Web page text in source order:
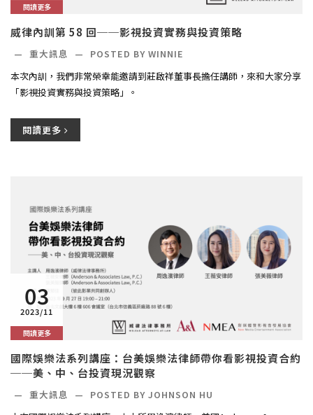
閱讀更多
威律內訓第 58 回──影視投資實務與投資策略
— 重大訊息 —
POSTED BY WINNIE
本次內訓，我們非常榮幸能邀請到莊啟祥董事長擔任講師，來和大家分享
「影視投資實務與投資策略」。
閱讀更多
03
2023/11
閱讀更多
國際娛樂法系列講座：台美娛樂法律師帶你看影視投資合約
──美、中、台投資現況觀察
— 重大訊息 —
POSTED BY JOHNSON HU